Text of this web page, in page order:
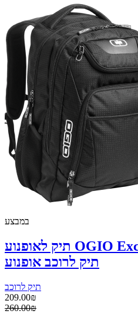
במבצע
תיק לאופנוע OGIO Excelsior Pack אוג'יו
תיק לרוכב אופנוע
תיק לרוכב
209.00₪
260.00₪